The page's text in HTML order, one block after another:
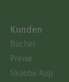
Kunden
Bücher
Preise
Skoobe App